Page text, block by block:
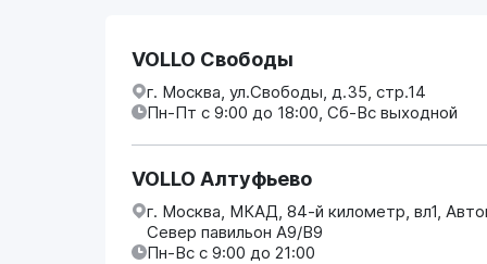
VOLLO Свободы
г. Москва, ул.Свободы, д.35, стр.14
Пн-Пт с 9:00 до 18:00, Сб-Вс выходной
VOLLO Алтуфьево
г. Москва, МКАД, 84-й километр, вл1,
Север павильон А9/В9
Пн-Вс с 9:00 до 21:00